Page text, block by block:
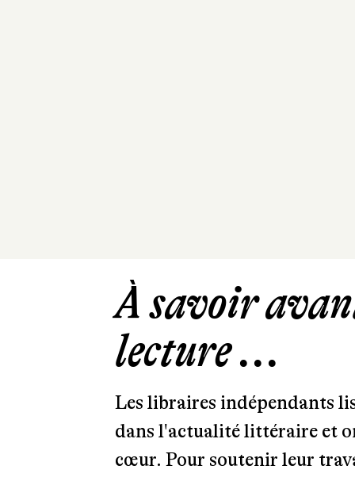
À savoir
lecture ...
Les libraires indépendants
dans l'actualité littéraire et
cœur. Pour soutenir leur